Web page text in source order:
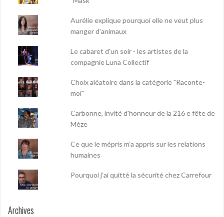
Aurélie explique pourquoi elle ne veut plus
manger d’animaux
Le cabaret d'un soir - les artistes de la
compagnie Luna Collectif
Choix aléatoire dans la catégorie "Raconte-
moi"
Carbonne, invité d'honneur de la 216 e fête de
Mèze
Ce que le mépris m’a appris sur les relations
humaines
Pourquoi j'ai quitté la sécurité chez Carrefour
Archives